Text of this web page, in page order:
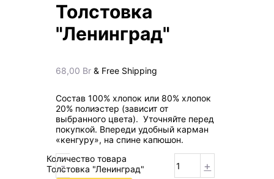
Толстовка
"Ленинград"
68,00 Br & Free Shipping
Состав 100% хлопок или 80% хлопок
20% полиэстер (зависит от
выбранного цвета). Уточняйте перед
покупкой. Впереди удобный карман
«кенгуру», на спине капюшон.
-
Количество товара
Толстовка "Ленинград"
+